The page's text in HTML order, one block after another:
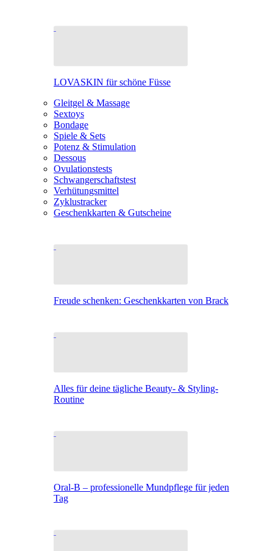
LOVASKIN für schöne Füsse
Gleitgel & Massage
Sextoys
Bondage
Spiele & Sets
Potenz & Stimulation
Dessous
Ovulationstests
Schwangerschaftstest
Verhütungsmittel
Zyklustracker
Geschenkkarten & Gutscheine
Freude schenken: Geschenkkarten von Brack
Alles für deine tägliche Beauty- & Styling-
Routine
Oral-B – professionelle Mundpflege für jeden
Tag